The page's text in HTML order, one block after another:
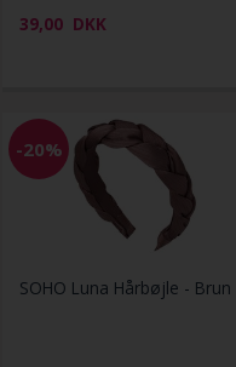
39,00 DKK
-20%
SOHO Luna Hårbøjle - Brun